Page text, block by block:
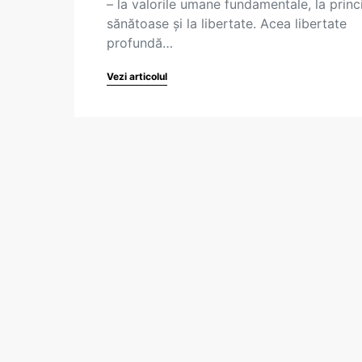
– la valorile umane fundamentale, la
sănătoase și la libertate. Acea libertate
profundă…
Vezi articolul